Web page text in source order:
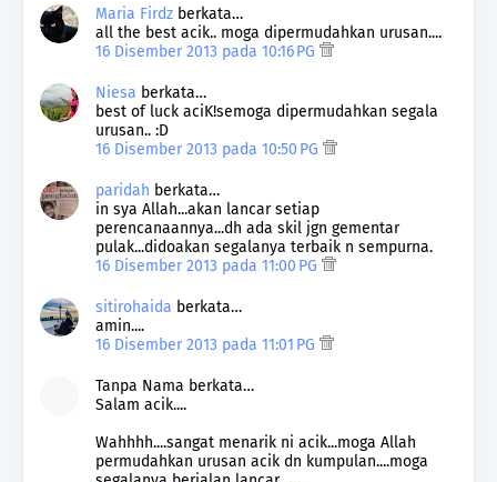
Maria Firdz berkata…
all the best acik.. moga dipermudahkan urusan....
16 Disember 2013 pada 10:16 PG
Niesa berkata…
best of luck aciK!semoga dipermudahkan segala
urusan.. :D
16 Disember 2013 pada 10:50 PG
paridah berkata…
in sya Allah...akan lancar setiap
perencanaannya...dh ada skil jgn gementar
pulak...didoakan segalanya terbaik n sempurna.
16 Disember 2013 pada 11:00 PG
sitirohaida berkata…
amin....
16 Disember 2013 pada 11:01 PG
Tanpa Nama berkata…
Salam acik....
Wahhhh....sangat menarik ni acik...moga Allah
permudahkan urusan acik dn kumpulan....moga